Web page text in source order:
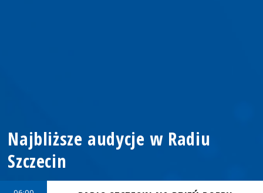
Najbliższe audycje w Radiu
Szczecin